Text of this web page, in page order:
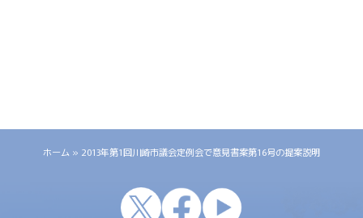
ホーム » 2013年第1回川崎市議会定例会で意見書案第16号の提案説明
x facebook